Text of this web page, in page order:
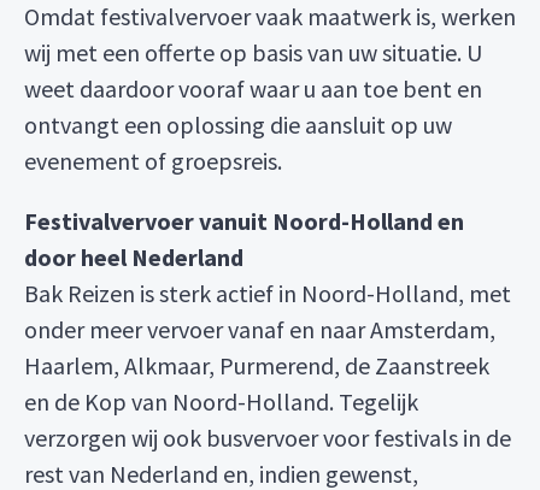
Omdat festivalvervoer vaak maatwerk is, werken
wij met een offerte op basis van uw situatie. U
weet daardoor vooraf waar u aan toe bent en
ontvangt een oplossing die aansluit op uw
evenement of groepsreis.
Festivalvervoer vanuit Noord-Holland en
door heel Nederland
Bak Reizen is sterk actief in Noord-Holland, met
onder meer vervoer vanaf en naar Amsterdam,
Haarlem, Alkmaar, Purmerend, de Zaanstreek
en de Kop van Noord-Holland. Tegelijk
verzorgen wij ook busvervoer voor festivals in de
rest van Nederland en, indien gewenst,